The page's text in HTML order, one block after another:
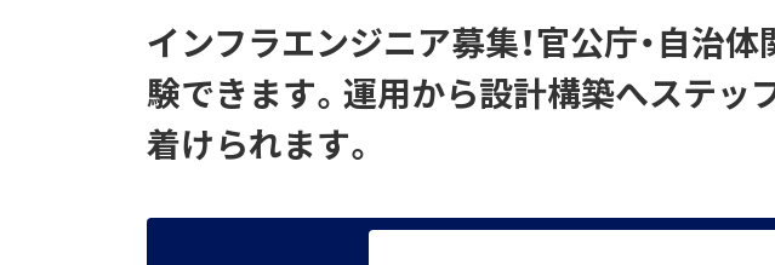
インフラエンジニア募集！官公庁・自治
験できます。運用から設計構築へステッ
着けられます。